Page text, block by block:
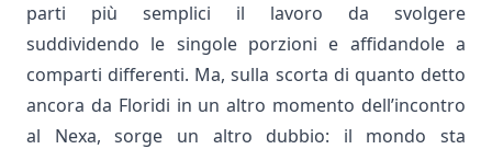
parti più semplici il lavoro da svolgere
suddividendo le singole porzioni e affidandole a
comparti differenti. Ma, sulla scorta di quanto detto
ancora da Floridi in unaltro momento dell’incontro
al Nexa, sorge un altro dubbio: il mondo sta